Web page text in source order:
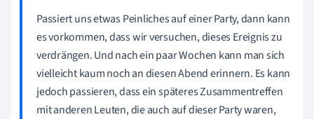
Passiert uns etwas Peinliches auf einer Party, dann kann
es vorkommen, dass wir versuchen, dieses Ereignis zu
verdrängen. Und nach ein paar Wochen kann man sich
vielleicht kaum noch an diesen Abend erinnern. Es kann
jedoch passieren, dass ein späteres Zusammentreffen
mit anderen Leuten, die auch auf dieser Party waren,